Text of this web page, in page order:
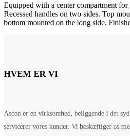
Equipped with a center compartment
Recessed handles on two sides. Top
bottom mounted on the long side.
HVEM ER VI
Ascon er en virksomhed, beliggende i det
servicerer vores kunder. Vi beskæftiger os